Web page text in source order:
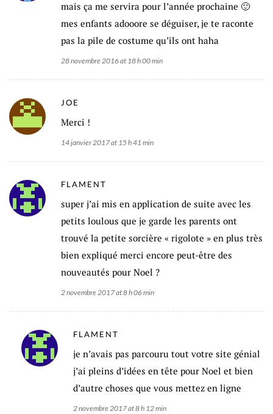
mais ça me servira pour l’année prochaine 🙂
mes enfants adooore se déguiser, je te raconte
pas la pile de costume qu’ils ont haha
28 novembre 2016 at 18 h 00 min
JOE
Merci !
14 janvier 2017 at 15 h 41 min
FLAMENT
super j’ai mis en application de suite avec les
petits loulous que je garde les parents ont
trouvé la petite sorcière « rigolote » en plus très
bien expliqué merci encore peut-être des
nouveautés pour Noel ?
2 novembre 2017 at 8 h 06 min
FLAMENT
je n’avais pas parcouru tout votre site génial
j’ai pleins d’idées en tête pour Noel et bien
d’autre choses que vous mettez en ligne
2 novembre 2017 at 8 h 12 min